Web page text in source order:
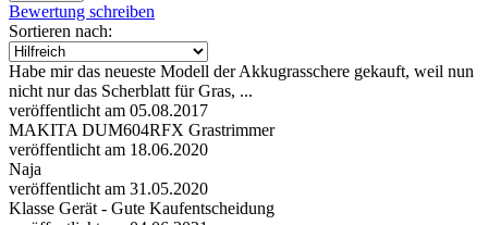
Bewertung schreiben
Sortieren nach:
Habe mir das neueste Modell der Akkugrasschere gekauft, weil nun
nicht nur das Scherblatt für Gras, ...
veröffentlicht am 05.08.2017
MAKITA DUM604RFX Grastrimmer
veröffentlicht am 18.06.2020
Naja
veröffentlicht am 31.05.2020
Klasse Gerät - Gute Kaufentscheidung